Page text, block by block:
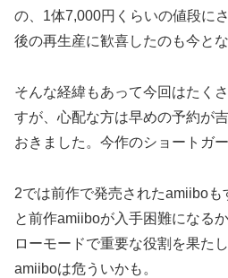
の、1体7,000円くらいの値段に
後の再生産に歓喜したのも今と
そんな経緯もあって今回はたく
すが、心配な方は早めの予約が
おきました。今作のショートガ
2では前作で発売されたamiibo
と前作amiiboが入手困難になる
ローモードで重要な役割を果た
amiiboは危ういかも。